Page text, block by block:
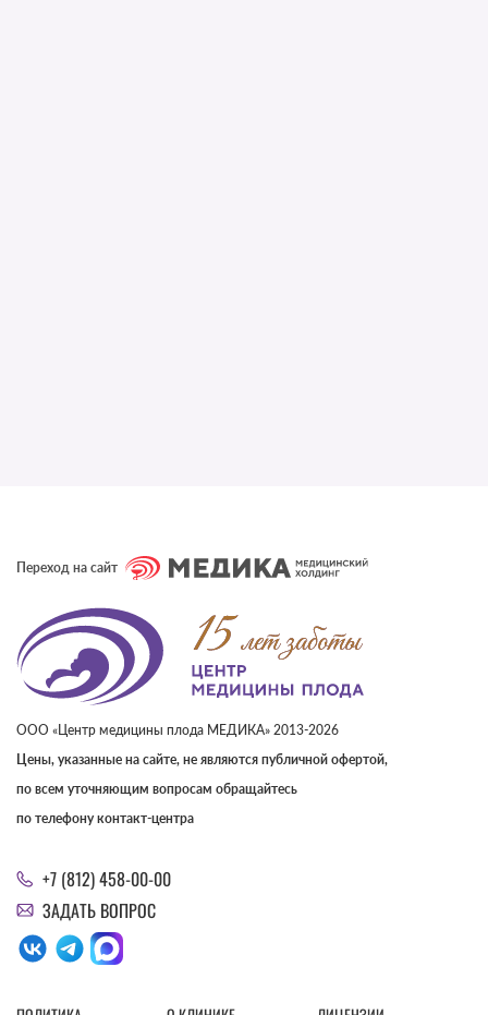
Переход на сайт
ООО «Центр медицины плода МЕДИКА» 2013-2026
Цены, указанные на сайте, не являются публичной офертой,
по всем уточняющим вопросам обращайтесь
по телефону контакт-центра
+7 (812) 458-00-00
ЗАДАТЬ ВОПРОС